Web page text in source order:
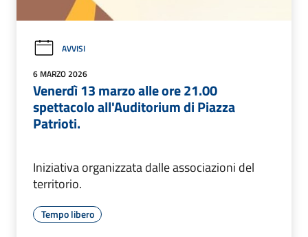
AVVISI
6 MARZO 2026
Venerdì 13 marzo alle ore 21.00
spettacolo all'Auditorium di Piazza
Patrioti.
Iniziativa organizzata dalle associazioni del
territorio.
Tempo libero